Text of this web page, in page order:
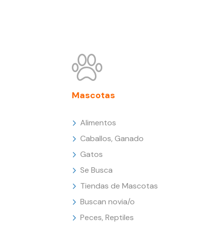
Mascotas
Alimentos
Caballos, Ganado
Gatos
Se Busca
Tiendas de Mascotas
Buscan novia/o
Peces, Reptiles